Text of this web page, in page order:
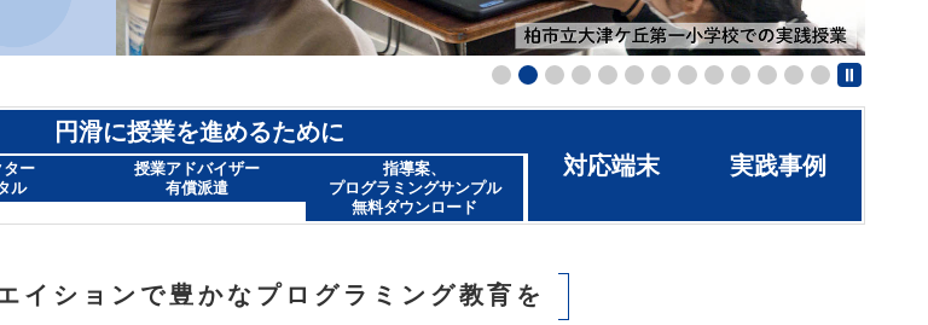
円滑に授業を進めるために
ター
ル
授業アドバイザー
有償派遣
指導案、
プログラミングサンプル
無料ダウンロード
対応端末 実践事例
イションで豊かなプログラミング教育を